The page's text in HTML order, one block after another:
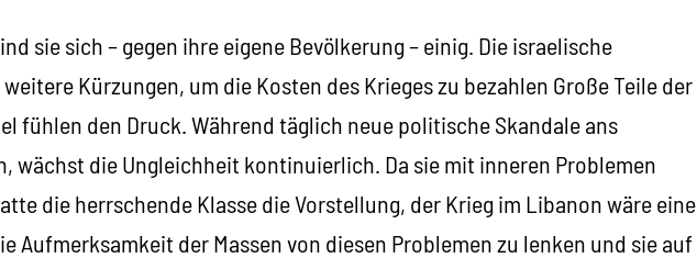
sie sich – gegen ihre eigene Bevölkerung – einig. Die israelische
Kürzungen, um die Kosten des Krieges zu bezahlen Große Teile der
fühlen den Druck. Während täglich neue politische Skandale ans
wächst die Ungleichheit kontinuierlich. Da sie mit inneren Problemen
die herrschende Klasse die Vorstellung, der Krieg im Libanon wäre eine
Aufmerksamkeit der Massen von diesen Problemen zu lenken und sie auf